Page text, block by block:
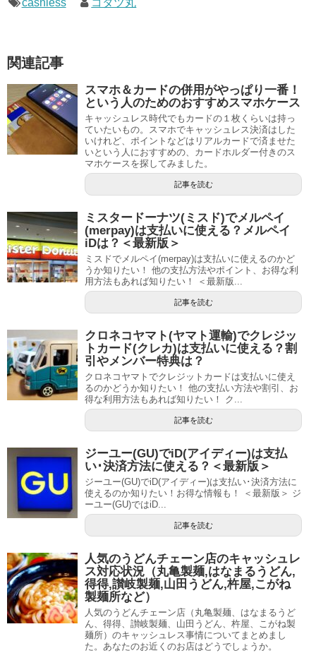
関連記事
スマホ＆カードの併用がやっぱり一番！
という人のためのおすすめスマホケース
キャッシュレス時代でもカードの１枚くらいは持っ
ていたいもの。スマホでキャッシュレス決済はした
いけれど、ポイントなどはリアルカードで済ませた
いという人におすすめの、カードホルダー付きのス
マホケースを探してみました。
記事を読む
ミスタードーナツ(ミスド)でメルペイ
(merpay)は支払いに使える？メルペイ
iDは？＜最新版＞
ミスドでメルペイ(merpay)は支払いに使えるのかど
うか知りたい！ 他の支払方法やポイント、お得な利
用方法もあれば知りたい！ ＜最新版...
記事を読む
クロネコヤマト(ヤマト運輸)でクレジッ
トカード(クレカ)は支払いに使える？割
引やメンバー特典は？
クロネコヤマトでクレジットカードは支払いに使え
るのかどうか知りたい！ 他の支払い方法や割引、お
得な利用方法もあれば知りたい！ ク...
記事を読む
ジーユー(GU)でiD(アイディー)は支払
い･決済方法に使える？＜最新版＞
ジーユー(GU)でiD(アイディー)は支払い･決済方法に
使えるのか知りたい！お得な情報も！ ＜最新版＞ ジ
ーユー(GU)ではiD...
記事を読む
人気のうどんチェーン店のキャッシュレ
ス対応状況（丸亀製麺,はなまるうどん,
得得,讃岐製麺,山田うどん,杵屋,こがね
製麺所など）
人気のうどんチェーン店（丸亀製麺、はなまるうど
ん、得得、讃岐製麺、山田うどん、杵屋、こがね製
麺所）のキャッシュレス事情についてまとめまし
た。あなたのお近くのお店はどうでしょうか。